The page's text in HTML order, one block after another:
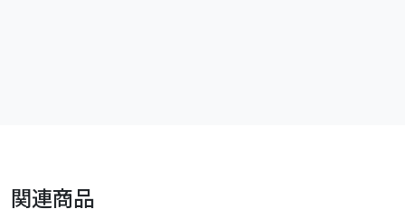
関連商品